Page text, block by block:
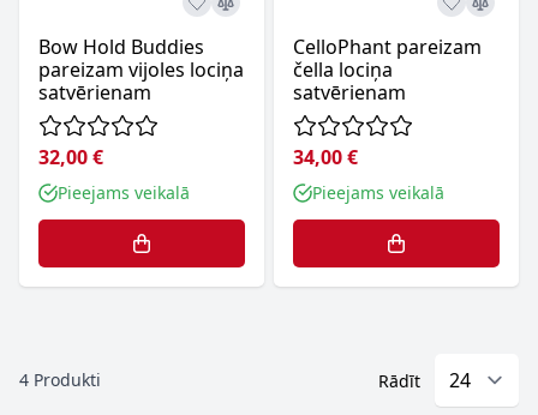
Bow Hold Buddies
pareizam vijoles lociņa
satvērienam
32,00 €
Pieejams veikalā
CelloPhant pareizam
čella lociņa
satvērienam
34,00 €
Pieejams veikalā
4 Produkti Rādīt